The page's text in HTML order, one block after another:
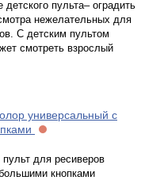
детского пульта– оградить
нежелательных для
С детским пультом
смотреть взрослый
универсальный с
для ресиверов
кнопками